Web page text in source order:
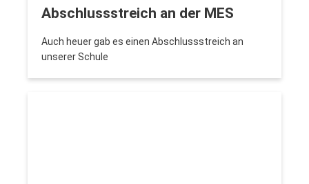
Abschlussstreich an der MES
Auch heuer gab es einen Abschlussstreich an
unserer Schule